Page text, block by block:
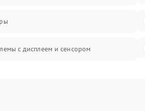
с дисплеем и сенсором